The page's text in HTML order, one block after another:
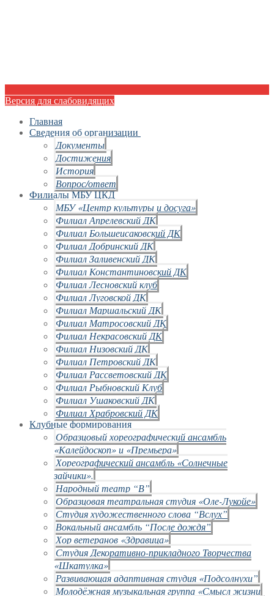
Версия для слабовидящих
Главная
Сведения об организации
Документы
Достижения
История
Вопрос/ответ
Филиалы МБУ ЦКД
МБУ «Центр культуры и досуга»
Филиал Апрелевский ДК
Филиал Большеисаковский ДК
Филиал Добринский ДК
Филиал Заливенский ДК
Филиал Константиновский ДК
Филиал Лесновский клуб
Филиал Луговской ДК
Филиал Маршальский ДК
Филиал Матросовский ДК
Филиал Некрасовский ДК
Филиал Низовский ДК
Филиал Петровский ДК
Филиал Рассветовский ДК
Филиал Рыбновский Клуб
Филиал Ушаковский ДК
Филиал Храбровский ДК
Клубные формирования
Образцовый хореографический ансамбль
«Калейдоскоп» и «Премьера»
Хореографический ансамбль «Солнечные
зайчики».
Народный театр “В”
Образцовая театральная студия «Оле-Лукойе»
Студия художественного слова “Вслух”
Вокальный ансамбль “После дождя”
Хор ветеранов «Здравица»
Студия Декоративно-прикладного Творчества
«Шкатулка»
Развивающая адаптивная студия «Подсолнухи”
Молодёжная музыкальная группа «Смысл жизни